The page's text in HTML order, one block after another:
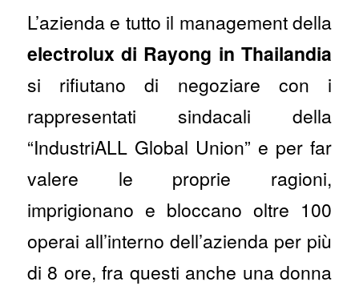
L’azienda e tutto il management della
electrolux di Rayong in Thailandia
si rifiutano di negoziare con i
rappresentati sindacali della
“IndustriALL Global Union” e per far
valere le proprie ragioni,
imprigionano e bloccano oltre 100
operai all’interno dell’azienda per più
di 8 ore, fra questi anche una donna